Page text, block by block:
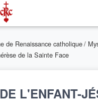
de Renaissance catholique/
de la Sainte Face
L'ENFANT-